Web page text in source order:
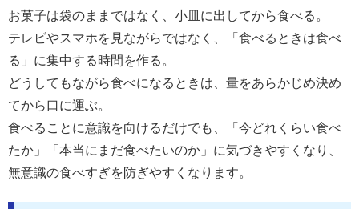
お菓子は袋のままではなく、小皿に出してから食べる。
テレビやスマホを見ながらではなく、「食べるときは食べ
る」に集中する時間を作る。
どうしてもながら食べになるときは、量をあらかじめ決め
てから口に運ぶ。
食べることに意識を向けるだけでも、「今どれくらい食べ
たか」「本当にまだ食べたいのか」に気づきやすくなり、
無意識の食べすぎを防ぎやすくなります。